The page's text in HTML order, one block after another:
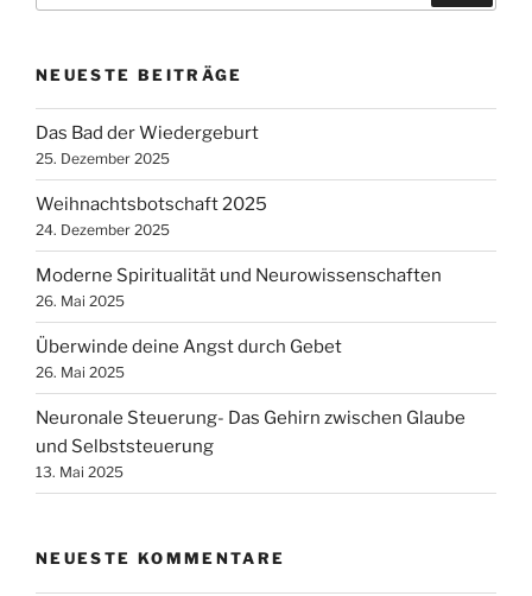
NEUESTE BEITRÄGE
Das Bad der Wiedergeburt
25. Dezember 2025
Weihnachtsbotschaft 2025
24. Dezember 2025
Moderne Spiritualität und Neurowissenschaften
26. Mai 2025
Überwinde deine Angst durch Gebet
26. Mai 2025
Neuronale Steuerung- Das Gehirn zwischen Glaube
und Selbststeuerung
13. Mai 2025
NEUESTE KOMMENTARE